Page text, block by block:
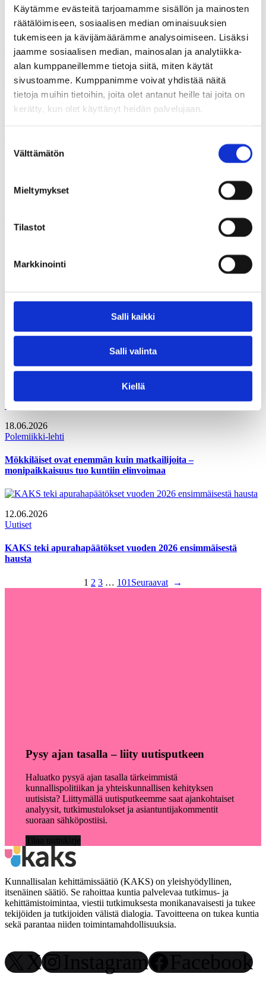
Käytämme evästeitä tarjoamamme sisällön ja mainosten
räätälöimiseen, sosiaalisen median ominaisuuksien
tukemiseen ja kävijämäärämme analysoimiseen. Lisäksi
jaamme sosiaalisen median, mainosalan ja analytiikka-
alan kumppaneillemme tietoja siitä, miten käytät
sivustoamme. Kumppanimme voivat yhdistää näitä
tietoja muihin tietoihin, joita olet antanut heille tai joita on
kerätty, kun olet käyttänyt heidän palvelujaan.
valinta
Välttämätön
Mieltymykset
Tilastot
Markkinointi
Salli kaikki
Salli valinta
Kiellä
Suomalaisten ilmastotekoja ovat kierrätys, kulutuksesta
tinkiminen ja energian säästäminen
11.07.2026
Gallupit
Kysely: Joka toinen olisi valmis vähentämään yritystukien
04.07.2026
Kysely: Kolme viidestä korottaisi alkoholi- ja tupakkaveroja
Gallupit
toimintaa
18.06.2026
Polemiikki-lehti
Mökkiläiset ovat enemmän kuin matkailijoita –
monipaikkaisuus tuo kuntiin elinvoimaa
12.06.2026
Uutiset
KAKS teki apurahapäätökset vuoden 2026 ensimmäisestä
hausta
1 2 3 … 101 Seuraavat →
Pysy ajan tasalla – liity uutisputkeen
Haluatko pysyä ajan tasalla tärkeimmistä
kunnallispolitiikan ja yhteiskunnallisen kehityksen
uutisista? Liittymällä uutisputkeemme saat ajankohtaiset
analyysit, tutkimustulokset ja asiantuntijakommentit
suoraan sähköpostiisi.
Tilaa uutiskirje
Kunnallisalan kehittämissäätiö (KAKS) on yleishyödyllinen,
itsenäinen säätiö. Se rahoittaa kuntia palvelevaa tutkimus- ja
kehittämistoimintaa, viestii tutkimuksesta monikanavaisesti ja tukee
tekijöiden ja tutkijoiden välistä dialogia. Tavoitteena on tukea kuntia
sekä parantaa niiden toimintamahdollisuuksia.
X Instagram Facebook